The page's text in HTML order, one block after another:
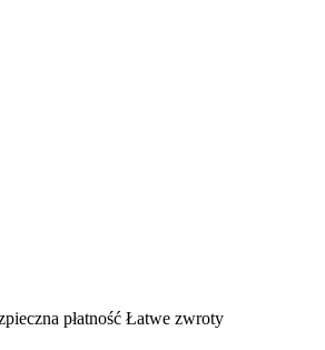
płatność Łatwe zwroty